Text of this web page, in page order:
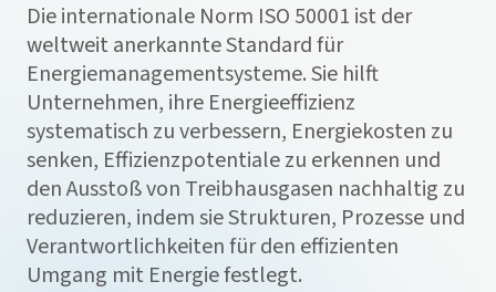
Die internationale Norm ISO 50001 ist der
weltweit anerkannte Standard für
Energiemanagementsysteme. Sie hilft
Unternehmen, ihre Energieeffizienz
systematisch zu verbessern, Energiekosten zu
senken, Effizienzpotentiale zu erkennen und
den Ausstoß von Treibhausgasen nachhaltig zu
reduzieren, indem sie Strukturen, Prozesse und
Verantwortlichkeiten für den effizienten
Umgang mit Energie festlegt.